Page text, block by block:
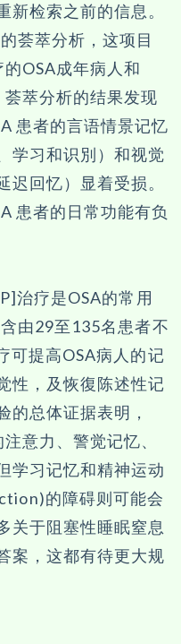
新检索之前的信息。
荟萃分析，这项目
OSA成年病人和
萃分析的结果发现
患者的言语情景记忆
学习和识別）和视觉
迟回忆）显着受损。
患者的日常功能有负
治疗是OSA的常用
由29至135名患者不
可提高OSA病人的记
性，及恢復陈述性记
的总体证据表明，
意力、警觉记忆、
学习记忆和精神运动
的障碍则可能会
关于阻塞性睡眠窒息
案，这都有待更大规